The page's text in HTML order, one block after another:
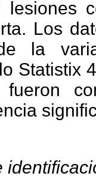
lesiones
Los
la
Statistix
fueron